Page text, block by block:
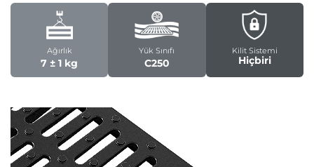
Ağırlık
7 ± 1 kg
Yük Sınıfı
C250
Kilit Sistemi
Hiçbiri